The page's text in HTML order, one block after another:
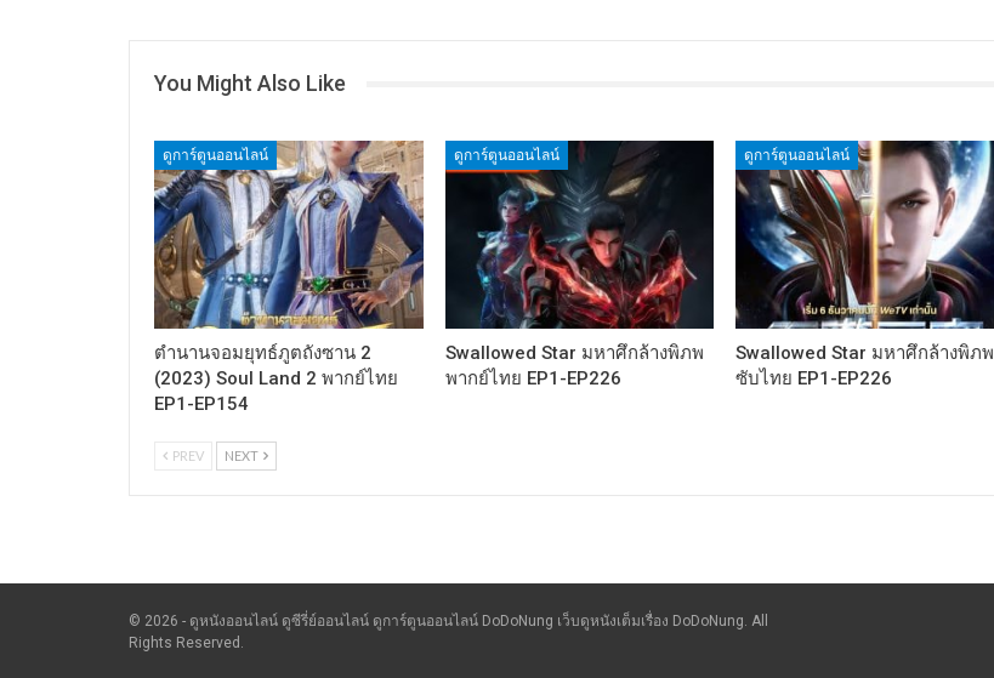
You Might Also Like
ดูการ์ตูนออนไลน์
ตำนานจอมยุทธ์ภูตถังซาน 2
(2023) Soul Land 2 พากย์ไทย
EP1-EP154
ดูการ์ตูนออนไลน์
Swallowed Star มหาศึกล้างพิภพ
พากย์ไทย EP1-EP226
ดูการ์ตูนออนไลน์
Swallowed Star มหาศึกล้างพิภพ
ซับไทย EP1-EP226
PREV NEXT
© 2026 - ดูหนังออนไลน์ ดูซีรี่ย์ออนไลน์ ดูการ์ตูนออนไลน์ DoDoNung เว็บดูหนังเต็มเรื่อง DoDoNung. All
Rights Reserved.